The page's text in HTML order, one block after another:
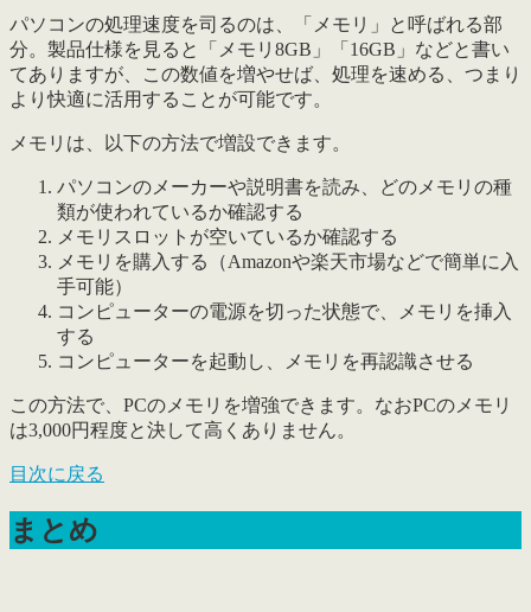
パソコンの処理速度を司るのは、「メモリ」と呼ばれる部
分。製品仕様を見ると「メモリ8GB」「16GB」などと書い
てありますが、
この数値を増やせば、処理を速める
、つまり
より快適に活用することが可能です。
メモリは、以下の方法で増設できます。
パソコンのメーカーや説明書を読み、どのメモリの種
類が使われているか確認する
メモリスロットが空いているか確認する
メモリを購入する（Amazonや楽天市場などで簡単に入
手可能）
コンピューターの電源を切った状態で、メモリを挿入
する
コンピューターを起動し、メモリを再認識させる
この方法で、PCのメモリを増強できます。なおPCのメモリ
は3,000円程度と決して高くありません。
目次に戻る
まとめ